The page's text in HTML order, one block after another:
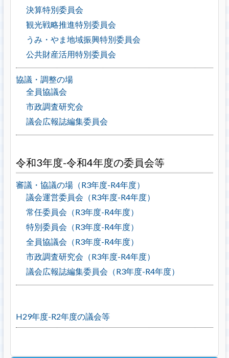
決算特別委員会
観光戦略推進特別委員会
うみ・やま地域振興特別委員会
公共財産活用特別委員会
協議・調整の場
全員協議会
市政調査研究会
議会広報誌編集委員会
令和3年度-令和4年度の委員会等
審議・協議の場（R3年度-R4年度）
議会運営委員会（R3年度-R4年度）
常任委員会（R3年度-R4年度）
特別委員会（R3年度-R4年度）
全員協議会（R3年度-R4年度）
市政調査研究会（R3年度-R4年度）
議会広報誌編集委員会（R3年度-R4年度）
H29年度-R2年度の議会等